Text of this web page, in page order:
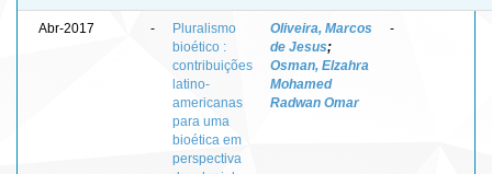
Abr-2017 -
Pluralismo
bioético :
contribuições
latino-
americanas
para uma
bioética em
perspectiva
Oliveira, Marcos
de Jesus;
Osman, Elzahra
Mohamed
Radwan Omar
-